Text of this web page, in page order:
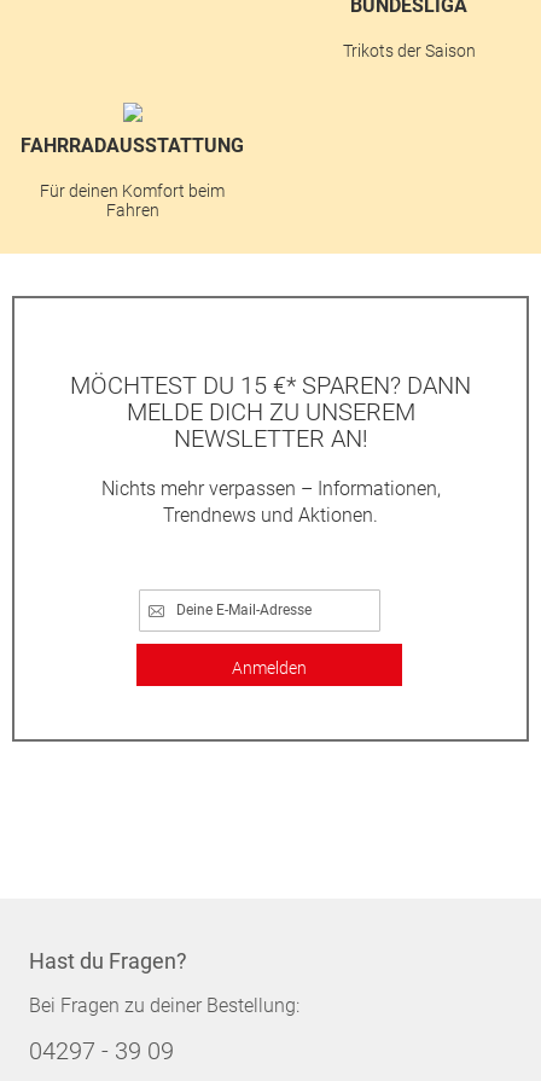
UNDESLIGA
Trikots der Saison
FAHRRADAUSSTATTUNG
Für deinen Komfort beim
Fahren
MÖCHTEST DU 15 €* SPAREN? DANN
MELDE DICH ZU UNSEREM
NEWSLETTER AN!
Nichts mehr verpassen – Informationen,
Trendnews und Aktionen.
Anmelden
Hast du Fragen?
Bei Fragen zu deiner Bestellung:
04297 - 39 09